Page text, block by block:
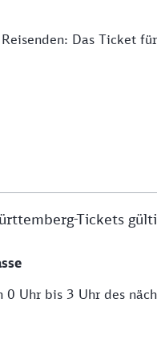
Das Ticket
Tickets
Uhr bis 3 Uhr des